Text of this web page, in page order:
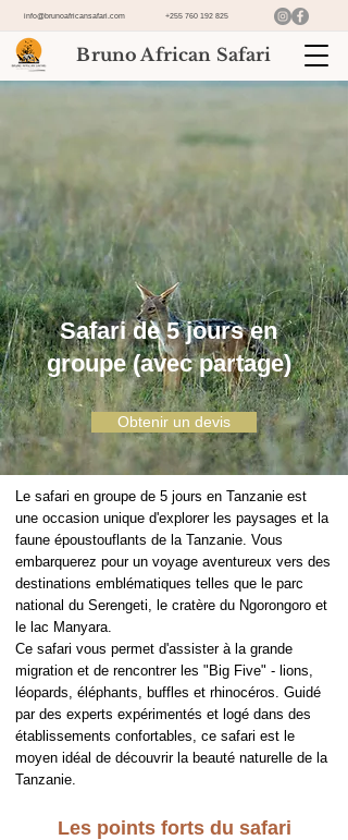
info@brunoafricansafari.com +255 760 192 825
Bruno African Safari
Safari de 5 jours en
groupe (avec partage)
Obtenir un devis
Le safari en groupe de 5 jours en Tanzanie est
une occasion unique d'explorer les paysages et la
faune époustouflants de la Tanzanie. Vous
embarquerez pour un voyage aventureux vers des
destinations emblématiques telles que le parc
national du Serengeti, le cratère du Ngorongoro et
le lac Manyara.
Ce safari vous permet d'assister à la grande
migration et de rencontrer les "Big Five" - lions,
léopards, éléphants, buffles et rhinocéros. Guidé
par des experts expérimentés et logé dans des
établissements confortables, ce safari est le
moyen idéal de découvrir la beauté naturelle de la
Tanzanie.
Les points forts du safari